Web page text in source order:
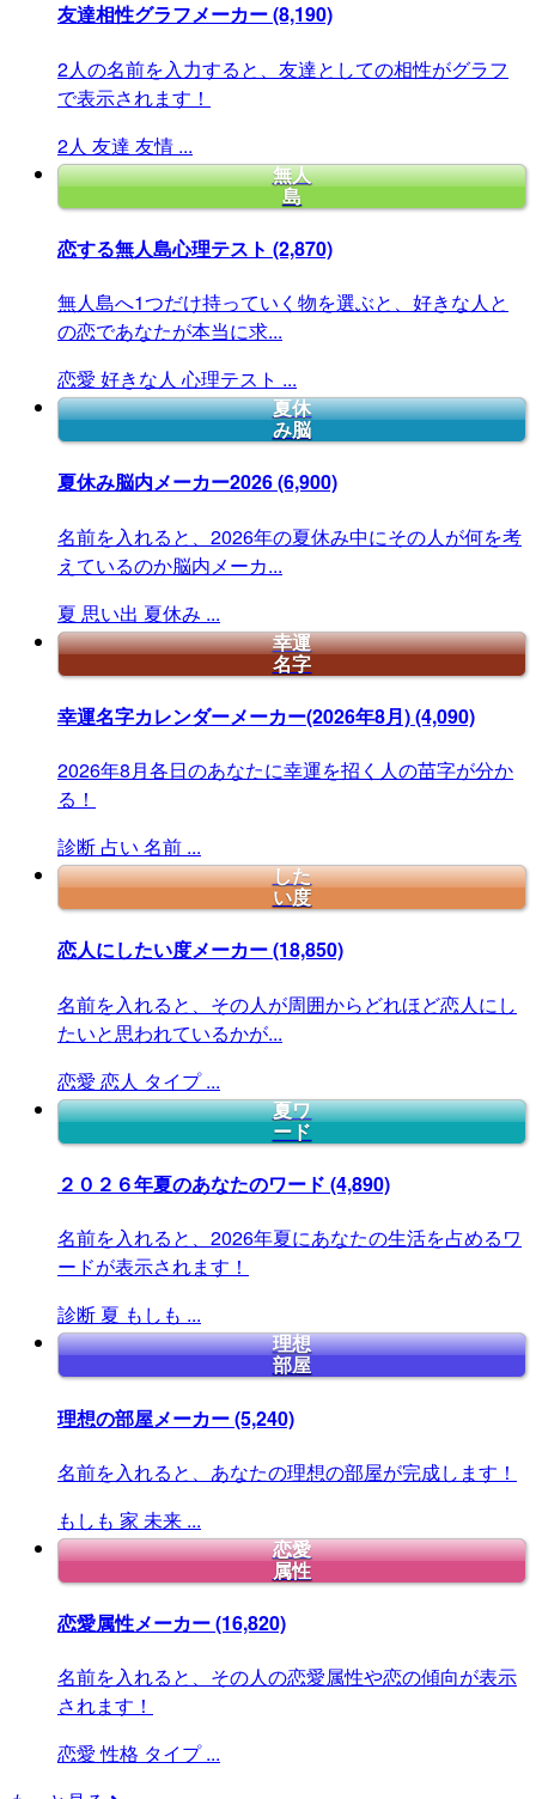
友達相性グラフメーカー(8,190)
2人の名前を入力すると、友達としての相性がグラフ
で表示されます！
2人 友達 友情 ...
無人
島
恋する無人島心理テスト (2,870)
無人島へ1つだけ持っていく物を選ぶと、好きな人と
の恋であなたが本当に求...
恋愛 好きな人 心理テスト ...
夏休
み脳
夏休み脳内メーカー2026(6,900)
名前を入れると、2026年の夏休み中にその人が何を考
えているのか脳内メーカ...
夏 思い出 夏休み ...
幸運
名字
幸運名字カレンダーメーカー(2026年8月)(4,090)
2026年8月各日のあなたに幸運を招く人の苗字が分か
る！
診断 占い 名前 ...
した
い度
恋人にしたい度メーカー(18,850)
名前を入れると、その人が周囲からどれほど恋人にし
たいと思われているかが...
恋愛 恋人 タイプ ...
夏ワ
ード
２０２６年夏のあなたのワード (4,890)
名前を入れると、2026年夏にあなたの生活を占めるワ
ードが表示されます！
診断 夏 もしも ...
理想
部屋
理想の部屋メーカー(5,240)
名前を入れると、あなたの理想の部屋が完成します！
もしも 家 未来 ...
恋愛
属性
恋愛属性メーカー(16,820)
名前を入れると、その人の恋愛属性や恋の傾向が表示
されます！
恋愛 性格 タイプ ...